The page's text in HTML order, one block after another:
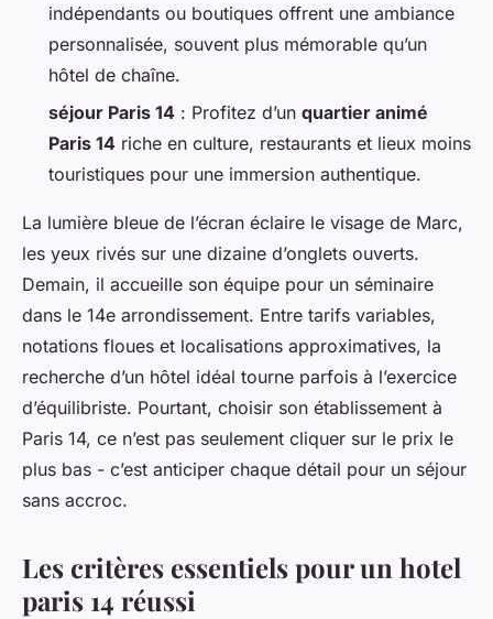
indépendants ou boutiques offrent une ambiance
personnalisée, souvent plus mémorable qu’un
hôtel de chaîne.
séjour Paris 14 : Profitez d’un quartier animé
Paris 14 riche en culture, restaurants et lieux moins
touristiques pour une immersion authentique.
La lumière bleue de l’écran éclaire le visage de Marc,
les yeux rivés sur une dizaine d’onglets ouverts.
Demain, il accueille son équipe pour un séminaire
dans le 14e arrondissement. Entre tarifs variables,
notations floues et localisations approximatives, la
recherche d’un hôtel idéal tourne parfois à l’exercice
d’équilibriste. Pourtant, choisir son établissement à
Paris 14, ce n’est pas seulement cliquer sur le prix le
plus bas - c’est anticiper chaque détail pour un séjour
sans accroc.
Les critères essentiels pour un hotel
paris 14 réussi